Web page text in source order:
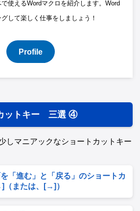
使えるWordマクロを紹介します。Word
して楽しく仕事をしましょう！
Profile
ットキー 三選 ④
しマニアックなショートカットキー
「進む」と「戻る」のショートカ
または、[→]）